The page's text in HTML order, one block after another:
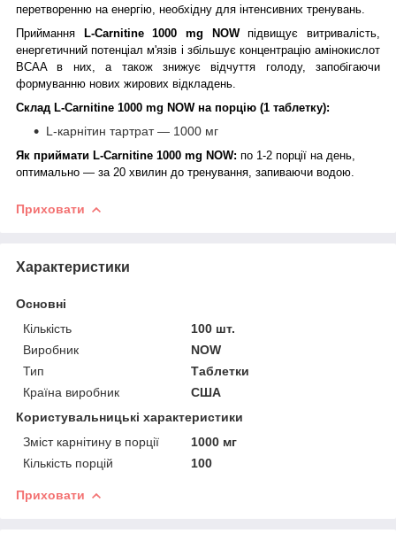
перетворенню на енергію, необхідну для інтенсивних тренувань.
Приймання
L-Carnitine 1000 mg NOW підвищуєвитривалість,
енергетичний потенціал м'язів і збільшує концентрацію амінокислот
BCAA в них, а такожзнижує відчуття голоду, запобігаючи
формуванню нових жирових відкладень.
Склад L-Carnitine 1000 mg NOWна порцію (1 таблетку):
L-карнітин тартрат — 1000 мг
Як приймати L-Carnitine 1000 mg NOW: по 1-2 порції на день,
оптимально — за 20 хвилин до тренування, запиваючи водою.
Приховати
Характеристики
Основні
Кількість
100 шт.
Виробник
NOW
Тип
Таблетки
Країна виробник
США
Користувальницькі характеристики
Зміст карнітину в порції
1000 мг
Кількість порцій
100
Приховати